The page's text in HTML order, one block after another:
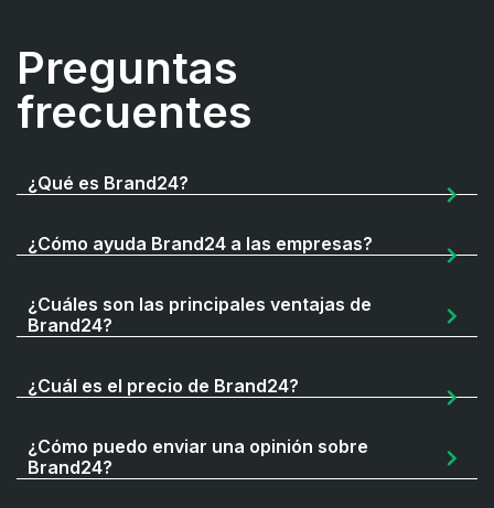
Preguntas
frecuentes
¿Qué es Brand24?
¿Cómo ayuda Brand24 a las empresas?
¿Cuáles son las principales ventajas de
Brand24?
¿Cuál es el precio de Brand24?
¿Cómo puedo enviar una opinión sobre
Brand24?